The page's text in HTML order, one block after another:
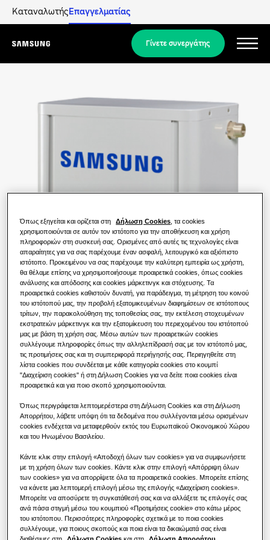
Καταναλωτής Επαγγελματίας
Menu
Γίνετε συνεργάτης
Προϊόντα
ΛΎΣΕΙΣ ΓΙΑ ΤΟ ΣΠΊΤΙ ΣΑΣ
Λύσεις αντλιών θερμότητας
ΛΎΣΕΙΣ ΓΙΑ ΕΠΑΓΓΕΛΜΑΤΙΚΆ ΚΤΉΡΙΑ
Λύσεις κλιματισμού
Χειριστήρια
ΛΎΣΕΙΣ ΓΙΑ ΚΑΤΟΙΚΊΕΣ
Τι είναι η αντλία θερμότητας και πώς
λειτουργεί;
Τα οφέλη μιας αντλίας θερμότητας
Τι είναι ένα κλιματιστικό και πώς
λειτουργεί
ΕΠΑΓΓΕΛΜΑΤΙΚΈΣ ΛΎΣΕΙΣ
Ξενοδοχεία
Λιανική
Εστιατόριο
Γραφείο
Βιωσιμότητα
Επαγγελματίες
Σχετικά με τη Samsung
Μονάδα hydro (Υψηλής Απόδοσης)
Διαθέσιμη χωρητικότητα
16.0KW 32.0KW 50.0KW
Όπως εξηγείται και ορίζεται στη Δήλωση Cookies, τα cookies
χρησιμοποιούνται σε αυτόν τον ιστότοπο για την αποθήκευση και χρήση
πληροφοριών στη συσκευή σας. Ορισμένες από αυτές τις τεχνολογίες είναι
απαραίτητες για να σας παρέχουμε έναν ασφαλή, λειτουργικό και αξιόπιστο
ιστότοπο. Προκειμένου να σας παρέχουμε την καλύτερη εμπειρία ως χρήστη,
θα θέλαμε επίσης να χρησιμοποιήσουμε προαιρετικά cookies, όπως cookies
ανάλυσης και απόδοσης και cookies μάρκετινγκ και στόχευσης. Τα
προαιρετικά cookies καθιστούν δυνατή, για παράδειγμα, τη μέτρηση του κοινού
του ιστότοπού μας, την προβολή εξατομικευμένων διαφημίσεων σε ιστότοπους
τρίτων, την παρακολούθηση της τοποθεσίας σας, την εκτέλεση στοχευμένων
εκστρατειών μάρκετινγκ και την εξατομίκευση του περιεχομένου του ιστότοπού
μας με βάση τη χρήση σας. Μέσω αυτών των προαιρετικών cookies
συλλέγουμε πληροφορίες όπως την αλληλεπίδρασή σας με τον ιστότοπό μας,
τις προτιμήσεις σας και τη συμπεριφορά περιήγησής σας. Περιηγηθείτε στη
λίστα cookies που συνδέεται με κάθε κατηγορία cookies στο κουμπί
"Διαχείριση cookies" ή στη Δήλωση Cookies για να δείτε ποια cookies είναι
προαιρετικά και για ποιο σκοπό χρησιμοποιούνται.
Όπως περιγράφεται λεπτομερέστερα στη Δήλωση Cookies και στη Δήλωση
Απορρήτου, λάβετε υπόψη ότι τα δεδομένα που συλλέγονται μέσω ορισμένων
cookies ενδέχεται να μεταφερθούν εκτός του Ευρωπαϊκού Οικονομικού Χώρου
και του Ηνωμένου Βασιλείου.
Κάντε κλικ στην επιλογή «Αποδοχή όλων των cookies» για να συμφωνήσετε
με τη χρήση όλων των cookies. Κάντε κλικ στην επιλογή «Απόρριψη όλων
των cookies» για να απορρίψετε όλα τα προαιρετικά cookies. Μπορείτε επίσης
να κάνετε μια λεπτομερή επιλογή μέσω της επιλογής «Διαχείριση cookies».
Μπορείτε να αποσύρετε τη συγκατάθεσή σας και να αλλάξετε τις επιλογές σας
ανά πάσα στιγμή μέσω του κουμπιού «Προτιμήσεις cookie» στο κάτω μέρος
του ιστότοπου. Περισσότερες πληροφορίες σχετικά με το ποια cookies
συλλέγουμε, για ποιους σκοπούς και ποια είναι τα δικαιώματά σας είναι